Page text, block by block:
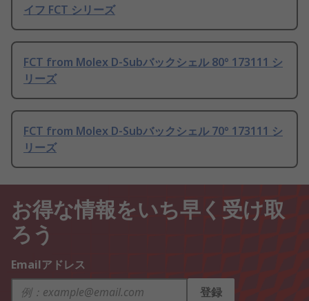
イフ FCT シリーズ
FCT from Molex D-Subバックシェル 80° 173111 シ
リーズ
FCT from Molex D-Subバックシェル 70° 173111 シ
リーズ
お得な情報をいち早く受け取
ろう
Emailアドレス
登録